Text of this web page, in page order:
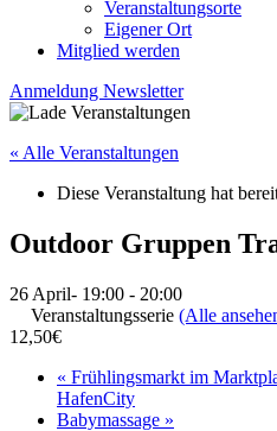
Veranstaltungsorte
Eigener Ort
Mitglied werden
Anmeldung Newsletter
« Alle Veranstaltungen
Diese Veranstaltung hat
Outdoor Gruppen
26 April- 19:00 - 20:00
Veranstaltungsserie (Alle
12,50€
« Frühlingsmarkt im
HafenCity
Babymassage »